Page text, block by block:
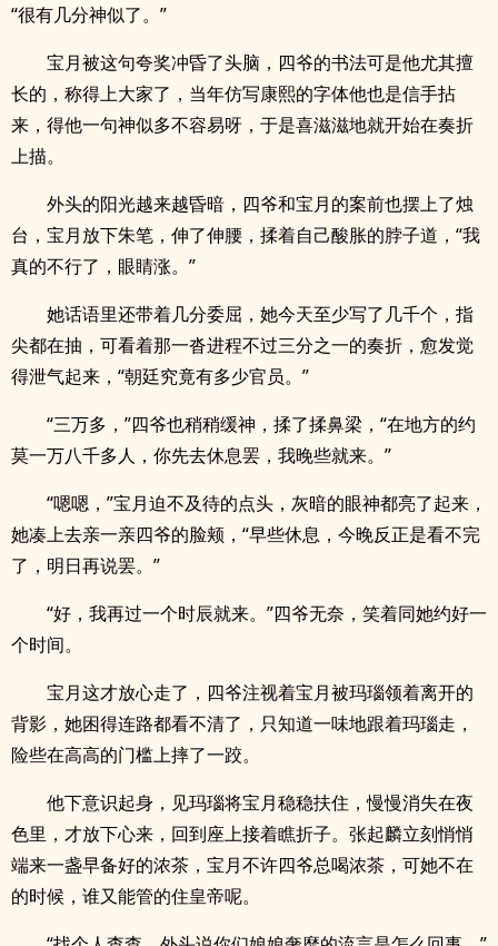
“很有几分神似了。”
宝月被这句夸奖冲昏了头脑，四爷的书法可是他尤其擅
长的，称得上大家了，当年仿写康熙的字体他也是信手拈
来，得他一句神似多不容易呀，于是喜滋滋地就开始在奏折
上描。
外头的阳光越来越昏暗，四爷和宝月的案前也摆上了烛
台，宝月放下朱笔，伸了伸腰，揉着自己酸胀的脖子道，“我
真的不行了，眼睛涨。”
她话语里还带着几分委屈，她今天至少写了几千个，指
尖都在抽，可看着那一沓进程不过三分之一的奏折，愈发觉
得泄气起来，“朝廷究竟有多少官员。”
“三万多，”四爷也稍稍缓神，揉了揉鼻梁，“在地方的约
莫一万八千多人，你先去休息罢，我晚些就来。”
“嗯嗯，”宝月迫不及待的点头，灰暗的眼神都亮了起来，
她凑上去亲一亲四爷的脸颊，“早些休息，今晚反正是看不完
了，明日再说罢。”
“好，我再过一个时辰就来。”四爷无奈，笑着同她约好一
个时间。
宝月这才放心走了，四爷注视着宝月被玛瑙领着离开的
背影，她困得连路都看不清了，只知道一味地跟着玛瑙走，
险些在高高的门槛上摔了一跤。
他下意识起身，见玛瑙将宝月稳稳扶住，慢慢消失在夜
色里，才放下心来，回到座上接着瞧折子。张起麟立刻悄悄
端来一盏早备好的浓茶，宝月不许四爷总喝浓茶，可她不在
的时候，谁又能管的住皇帝呢。